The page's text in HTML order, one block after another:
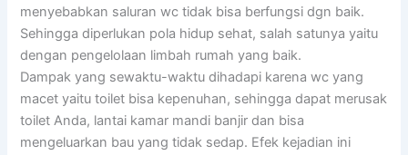
menyebabkan saluran wc tidak bisa berfungsi dgn baik.
Sehingga diperlukan pola hidup sehat, salah satunya yaitu
dengan pengelolaan limbah rumah yang baik.
Dampak yang sewaktu-waktu dihadapi karena wc yang
macet yaitu toilet bisa kepenuhan, sehingga dapat merusak
toilet Anda, lantai kamar mandi banjir dan bisa
mengeluarkan bau yang tidak sedap. Efek kejadian ini